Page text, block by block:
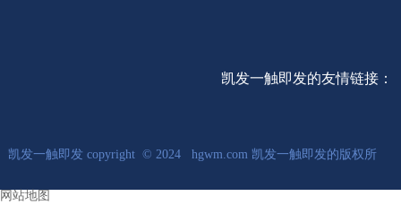
凯发一触即发的友情链接：
凯发一触即发 copyright © 2024 hgwm.com 凯发一触即发的版权所
网站地图